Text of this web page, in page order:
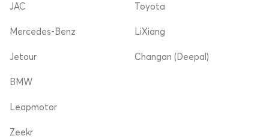
JAC
Mercedes-Benz
Jetour
Toyota
LiXiang
Changan (Deepal)
BMW
Leapmotor
Zeekr